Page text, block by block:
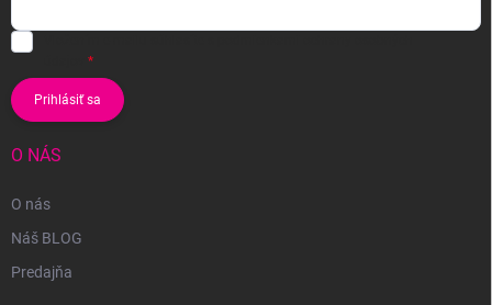
Prihlásiť sa
O NÁS
O nás
Náš BLOG
Predajňa